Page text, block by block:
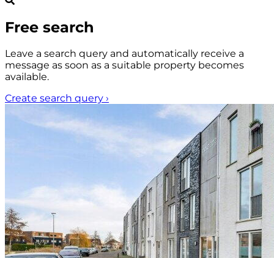
Free search
Leave a search query and automatically receive a
message as soon as a suitable property becomes
available.
Create search query ›